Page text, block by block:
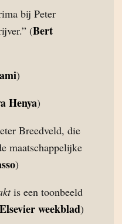
bij Peter
(Bert
)
Henya)
Breedveld, die
maatschappelijke
)
is een toonbeeld
Elsevier weekblad)